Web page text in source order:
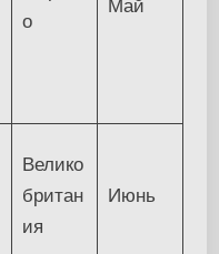
о
Май
Велико
британ
ия
Июнь